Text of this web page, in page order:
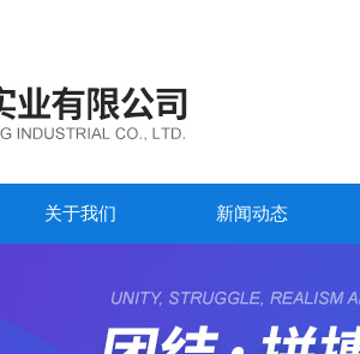
关于我们 新闻动态